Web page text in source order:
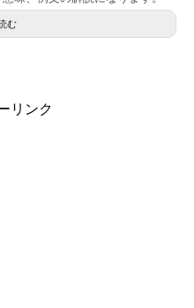
む
リンク